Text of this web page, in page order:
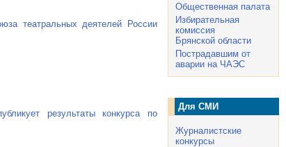
театральных деятелей России
результаты конкурса по
Общественная палата
Избирательная
комиссия
Брянской области
Пострадавшим от
аварии на ЧАЭС
Для СМИ
Журналистские
конкурсы